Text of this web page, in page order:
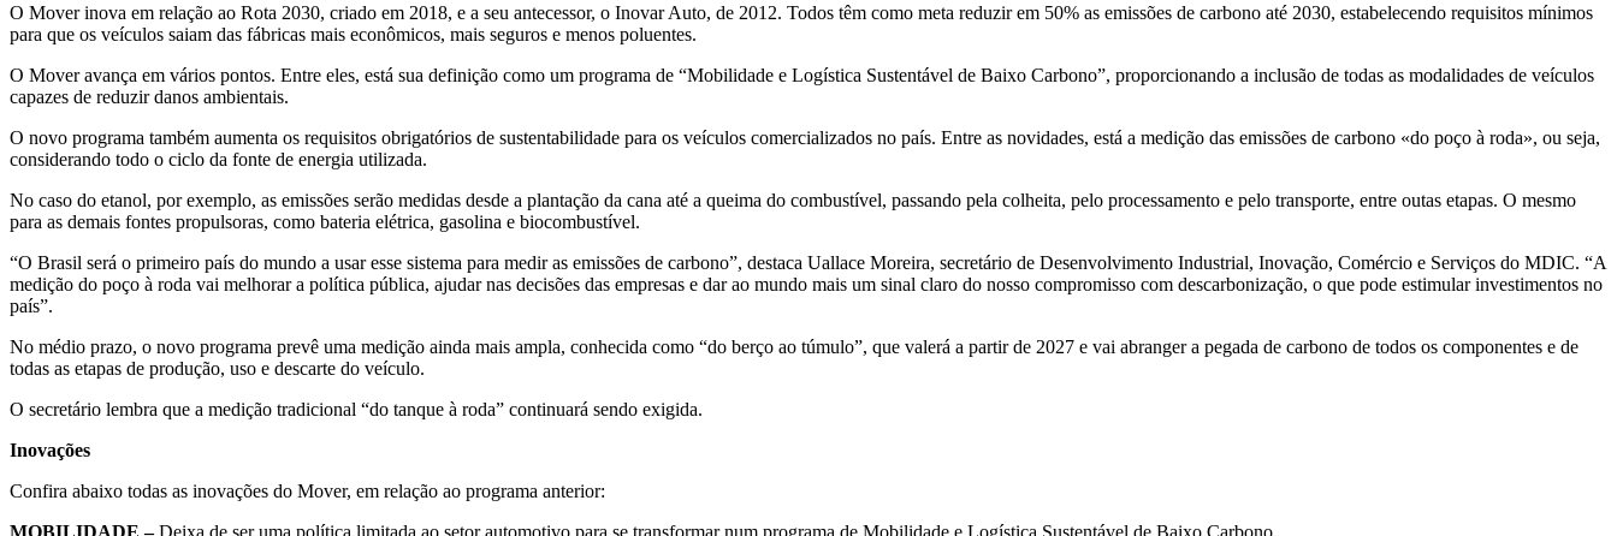
O Mover inova em relação ao Rota 2030, criado em 2018, e a seu antecessor, o Inovar Auto, de 2012. Todos têm como meta reduzir em 50% as emissões de carbono até 2030, estabelecendo requisitos mínimos
para que os veículos saiam das fábricas mais econômicos, mais seguros e menos poluentes.
O Mover avança em vários pontos. Entre eles, está sua definição como um programa de “Mobilidade e Logística Sustentável de Baixo Carbono”, proporcionando a inclusão de todas as modalidades de veículos
capazes de reduzir danos ambientais.
O novo programa também aumenta os requisitos obrigatórios de sustentabilidade para os veículos comercializados no país. Entre as novidades, está a medição das emissões de carbono «do poço à roda», ou seja,
considerando todo o ciclo da fonte de energia utilizada.
No caso do etanol, por exemplo, as emissões serão medidas desde a plantação da cana até a queima do combustível, passando pela colheita, pelo processamento e pelo transporte, entre outas etapas. O mesmo
para as demais fontes propulsoras, como bateria elétrica, gasolina e biocombustível.
“O Brasil será o primeiro país do mundo a usar esse sistema para medir as emissões de carbono”, destaca Uallace Moreira, secretário de Desenvolvimento Industrial, Inovação, Comércio e Serviços do MDIC. “A
medição do poço à roda vai melhorar a política pública, ajudar nas decisões das empresas e dar ao mundo mais um sinal claro do nosso compromisso com descarbonização, o que pode estimular investimentos no
país”.
No médio prazo, o novo programa prevê uma medição ainda mais ampla, conhecida como “do berço ao túmulo”, que valerá a partir de 2027 e vai abranger a pegada de carbono de todos os componentes e de
todas as etapas de produção, uso e descarte do veículo.
O secretário lembra que a medição tradicional “do tanque à roda” continuará sendo exigida.
Inovações
Confira abaixo todas as inovações do Mover, em relação ao programa anterior:
MOBILIDADE –Deixa de ser uma política limitada ao setor automotivo para se transformar num programa de Mobilidade e Logística Sustentável de Baixo Carbono.